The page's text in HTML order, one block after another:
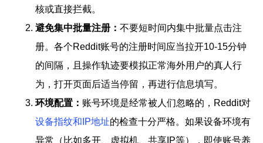
核或直接拦截。
避免集中批量注册： 不要短时间内集中批量点击注
册。各个Reddit账号的注册时间应当拉开10-15分钟
的间隔，且操作轨迹要模拟正常海外用户的真人行
为，打开页面后适当停留，再进行信息填写。
环境配置： 账号环境是经常被人们忽略的，Reddit对
设备指纹和IP地址的检查十分严格。如果设备环境有
异常（比如多开、虚拟机、共享IP等），即使账号养